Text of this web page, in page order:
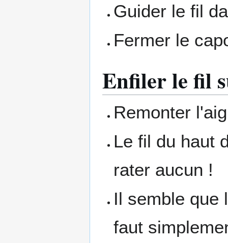
Guider le fil
Fermer le
Enfiler le fil
Remonter
Le fil du haut
rater aucun !
Il semble que
faut